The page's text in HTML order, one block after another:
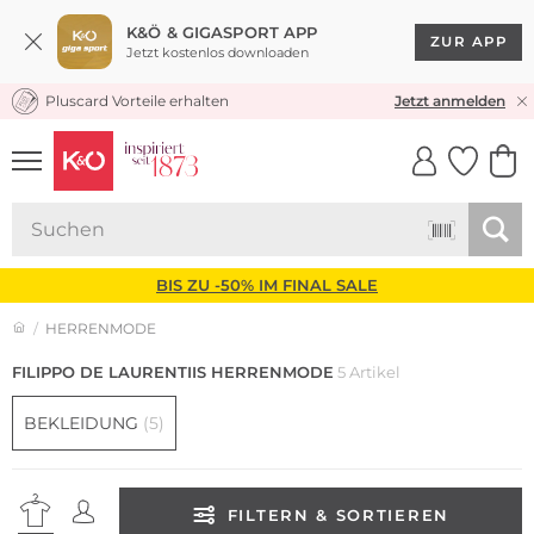
K&Ö & GIGASPORT APP
Jetzt kostenlos downloaden
ZUR APP
KOSTENLOSER VERSAND* & RÜCKVERSAND
Pluscard Vorteile erhalten Jetzt anmelden
UNSERE APP
CLICK &
BIS ZU -50% IM FINAL SALE
HERRENMODE
FILIPPO DE LAURENTIIS HERRENMODE 5 Artikel
BEKLEIDUNG (5)
FILTERN & SORTIEREN